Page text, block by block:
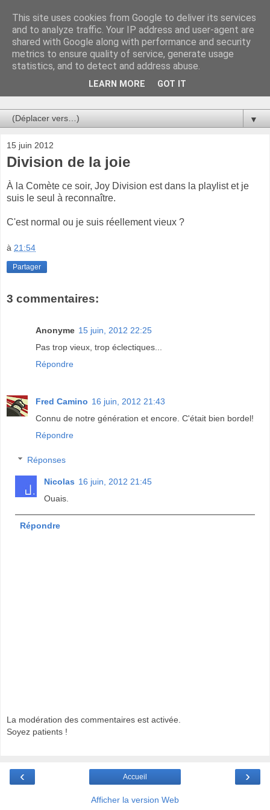
Au bistro !
La connerie étant le seul chemin susceptible de nous faire
entrevoir une parcelle de vérité, utilisons la par des moyens
de communication efficaces. Le temps qu'on remplisse nos
▼
15 juin 2012
Division de la joie
À la Comète ce soir, Joy Division est dans la playlist et je
suis le seul à reconnaître.
C'est normal ou je suis réellement vieux ?
à 21:54
Partager
3 commentaires:
Anonyme 15 juin, 2012 22:25
Pas trop vieux, trop éclectiques...
Répondre
Fred Camino 16 juin, 2012 21:43
Connu de notre génération et encore. C'était bien bordel!
Répondre
Réponses
Nicolas 16 juin, 2012 21:45
Ouais.
Répondre
La modération des commentaires est activée.
Soyez patients !
‹ ›
Accueil
Afficher la version Web
This site uses cookies from Google to deliver its services
and to analyze traffic. Your IP address and user-agent are
shared with Google along with performance and security
metrics to ensure quality of service, generate usage
statistics, and to detect and address abuse.
LEARN MORE GOT IT